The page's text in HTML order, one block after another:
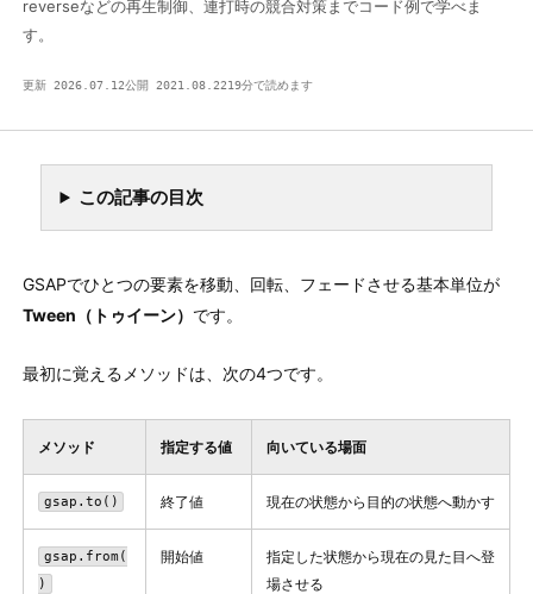
reverseなどの再生制御、連打時の競合対策までコード例で学べま
す。
更新 2026.07.12公開 2021.08.2219分で読めます
GS
この記事の目次
GSAPでひとつの要素を移動、回転、フェードさせる基本単位が
Tween（トゥイーン） です。
最初に覚えるメソッドは、次の4つです。
メソッド 指定する値 向いている場面
gsap.to() 終了値 現在の状態から目的の状態へ動かす
gsap.from(
)
開始値
指定した状態から現在の見た目へ登
場させる